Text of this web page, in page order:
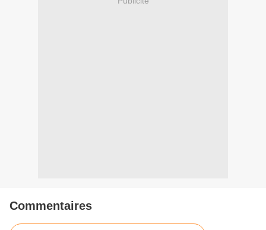
Commentaires